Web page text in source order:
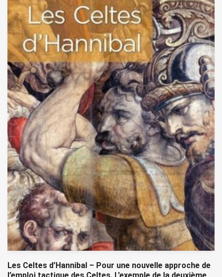
Les Celtes d’Hannibal – Pour une nouvelle approche de